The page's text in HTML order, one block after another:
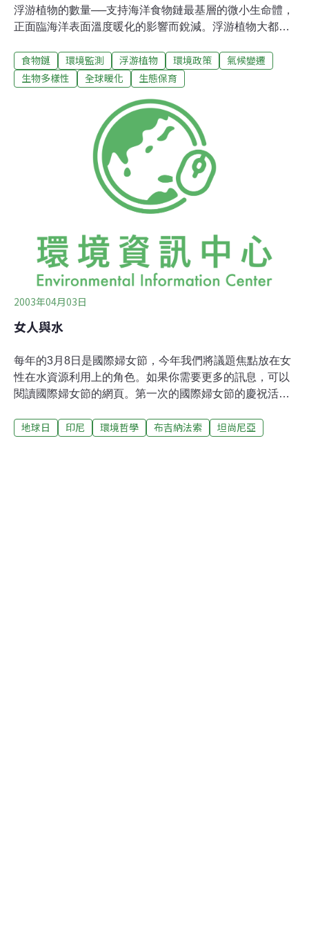
浮游植物的數量──支持海洋食物鏈最基層的微小生命體，
正面臨海洋表面溫度暖化的影響而銳減。浮游植物大都無
能量，支撐起海洋中如鯨魚的大型動物。報告中警告，暖
化正持續在改變水下的生態系。這些微小生命體的族群數
年隨著氣溫的上生有加快的驅勢。自1950年以來，浮游植
物數量減少了約40%。這些渺小的微生物將會影響到所有
的海洋生物，包括漁獲量。藉由捕捉太陽的能量及循環再
利用的營養鹽，這些微生物在海洋中提供了大量的有機
質，佔地球有機質的一半以上，同時也是海中生物的食
物，同時也吸收了大量的碳。報告作者、加拿大戴爾豪斯
大學(Dalhousie University)的研究團隊指出，這樣的衰退
環流，甚至於漁業等各
食物鏈 環境監測 浮游植物 環境政策
氣候變遷
生物多樣性
全球暖化 生態保育
2003年04月03日
女人與水
每年的3月8日是國際婦女節，今年我們將議題焦點放在女
性在水資源利用上的角色。如果你需要更多的訊息，可以
閱讀國際婦女節的網頁。第一次的國際婦女節的慶祝活動
全世界婦女盛事，活動內容包括拓展女性人權及鼓勵政治
地球日 印尼 環境哲學 布吉納法索 坦尚尼亞